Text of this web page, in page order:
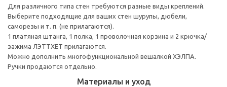
Для различного типа стен требуются разные виды креплений.
Выберите подходящие для ваших стен шурупы, дюбели,
саморезы и т. п. (не прилагаются).
1 платяная штанга, 1 полка, 1 проволочная корзина и 2 крючка/
зажима ЛЭТТХЕТ прилагаются.
Можно дополнить многофункциональной вешалкой ХЭЛПА.
Ручки продаются отдельно.
Материалы и уход